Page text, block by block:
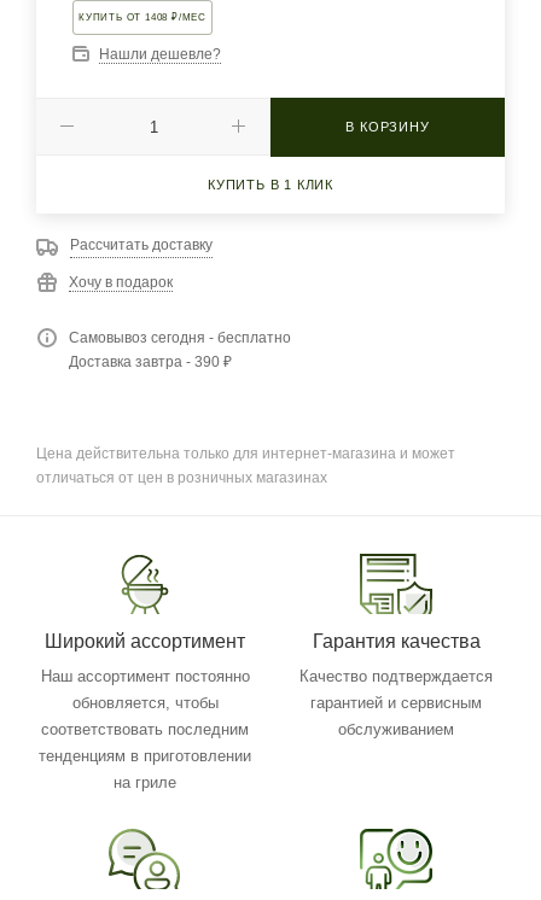
КУПИТЬ ОТ 1408 ₽/МЕС
Нашли дешевле?
В КОРЗИНУ
КУПИТЬ В 1 КЛИК
Рассчитать доставку
Хочу в подарок
Самовывоз сегодня - бесплатно
Доставка завтра - 390 ₽
Цена действительна только для интернет-магазина и может
отличаться от цен в розничных магазинах
Широкий ассортимент
Наш ассортимент постоянно
обновляется, чтобы
соответствовать последним
тенденциям в приготовлении
на гриле
Гарантия качества
Качество подтверждается
гарантией и сервисным
обслуживанием